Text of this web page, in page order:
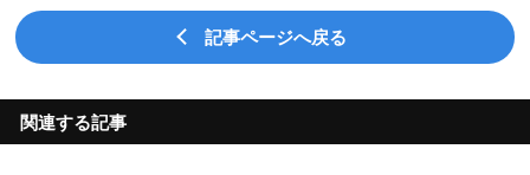
記事ページへ戻る
関連する記事